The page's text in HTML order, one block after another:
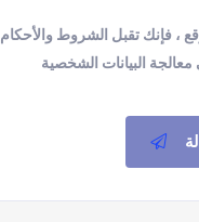
، فإنك تقبل الشروط والأحكام
معالجة البيانات الشخصية